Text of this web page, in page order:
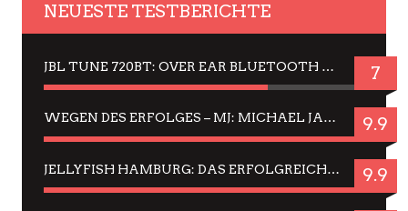
NEUESTE TESTBERICHTE
JBL TUNE 720BT: OVER EAR BLUETOOTH KOPFHÖRER UM DIE 50,-€ IM DAUER-TEST 7
WEGEN DES ERFOLGES – MJ: MICHAEL JACKSON MUSICAL IN EINER MATINEE SEHEN 9.9
JELLYFISH HAMBURG: DAS ERFOLGREICHE SOMMER-MENÜ 2025 IN GEFÜHLEN UND BILDERN 9.9